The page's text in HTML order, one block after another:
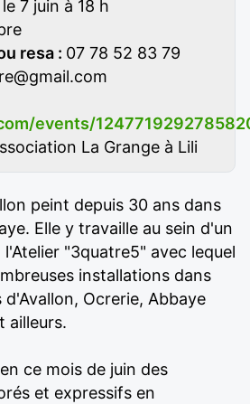
7 juin à 18 h
resa : 07 78 52 83 79
events/
La Grange à Lili
peint depuis 30 ans dans
Elle y travaille au sein d'un
"3quatre5" avec lequel
installations dans
Ocrerie, Abbaye
ailleurs.
ce mois de juin des
et expressifs en